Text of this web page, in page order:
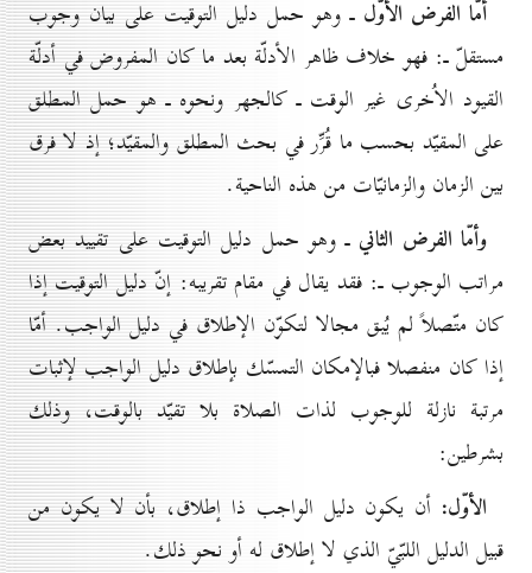
أمّا الفرض الأوّل ـ وهو حمل دليل التوقيت على بيان وجوب
مستقلّ ـ: فهو خلاف ظاهر الأدلّة بعد ما كان المفروض في أدلّة
القيود الاُخرى غير الوقت ـ كالجهر ونحوه ـ هو حمل المطلق
على المقيّد بحسب ما قُرِّر في بحث المطلق والمقيّد؛ إذ لا فرق
بين الزمان والزمانيّات من هذه الناحية.
وأمّا الفرض الثاني ـ وهو حمل دليل التوقيت على تقييد بعض
مراتب الوجوب ـ: فقد يقال في مقام تقريبه: إنّ دليل التوقيت إذا
كان متّصلاً لم يُبق مجالا لتكوّن الإطلاق في دليل الواجب. أمّا
إذا كان منفصلا فبالإمكان التمسّك بإطلاق دليل الواجب لإثبات
مرتبة نازلة للوجوب لذات الصلاة بلا تقيّد بالوقت، وذلك
بشرطين:
الأوّل: أن يكون دليل الواجب ذا إطلاق، بأن لا يكون من
قبيل الدليل اللبّيّ الذي لا إطلاق له أو نحو ذلك.